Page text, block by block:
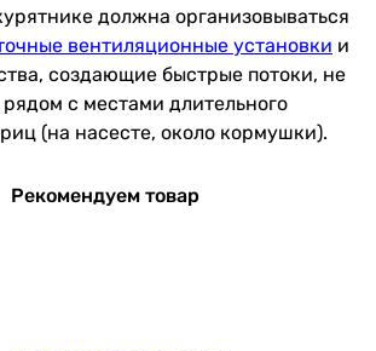
должна организовываться
вентиляционные установки и
создающие быстрые потоки, не
рядом с местами длительного
(на насесте, около кормушки).
Рекомендуем товар